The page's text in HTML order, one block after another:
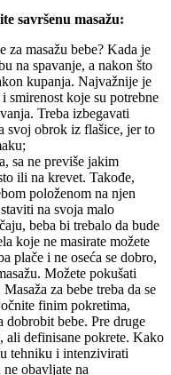
savršenu masažu:
za masažu bebe? Kada je
na spavanje, a nakon što
kupanja. Najvažnije je
smirenost koje su potrebne
Treba izbegavati
svoj obrok iz flašice, jer to
sa ne previše jakim
ili na krevet. Takođe,
položenom na njen
na svoja malo
beba bi trebalo da bude
koje ne masirate možete
plače i ne oseća se dobro,
Možete pokušati
za bebe treba da se
finim pokretima,
bebe. Pre druge
ali definisane pokrete. Kako
tehniku i intenzivirati
obavljate na